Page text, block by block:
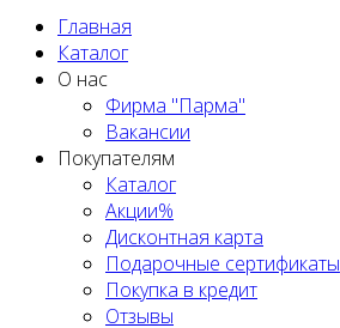
Главная
Каталог
О нас
Фирма "Парма"
Вакансии
Покупателям
Каталог
Акции%
Дисконтная карта
Подарочные сертификаты
Покупка в кредит
Отзывы